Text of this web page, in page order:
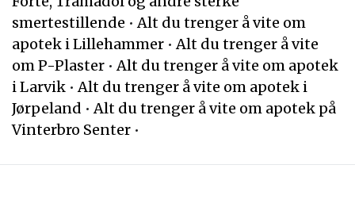
smertestillende •Alt du trenger å vite om
apotek i Lillehammer •Alt du trenger å vite
om P-Plaster •Alt du trenger å vite om apotek
i Larvik •Alt du trenger å vite om apotek i
Jørpeland •Alt du trenger å vite om apotek på
Vinterbro Senter •